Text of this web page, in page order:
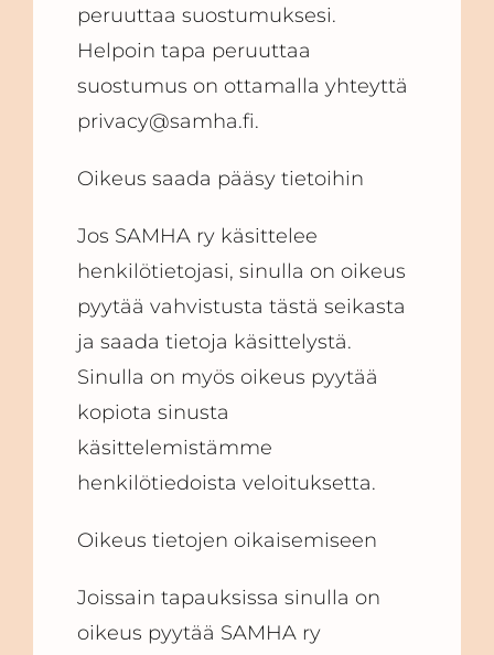
peruuttaa suostumuksesi.
Helpoin tapa peruuttaa
suostumus on ottamalla yhteyttä
privacy@samha.fi.
Oikeus saada pääsy tietoihin
Jos SAMHA ry käsittelee
henkilötietojasi, sinulla on oikeus
pyytää vahvistusta tästä seikasta
ja saada tietoja käsittelystä.
Sinulla on myös oikeus pyytää
kopiota sinusta
käsittelemistämme
henkilötiedoista veloituksetta.
Oikeus tietojen oikaisemiseen
Joissain tapauksissa sinulla on
oikeus pyytää SAMHA ry